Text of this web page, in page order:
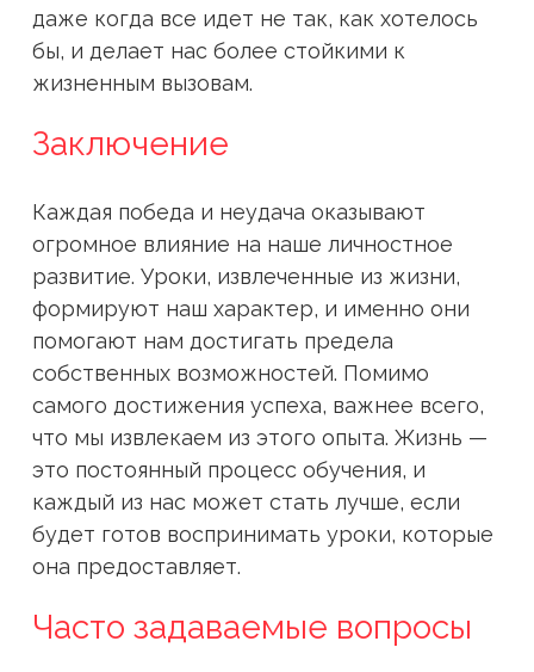
даже когда все идет не так, как хотелось
бы, и делает нас более стойкими к
жизненным вызовам.
Заключение
Каждая победа и неудача оказывают
огромное влияние на наше личностное
развитие. Уроки, извлеченные из жизни,
формируют наш характер, и именно они
помогают нам достигать предела
собственных возможностей. Помимо
самого достижения успеха, важнее всего,
что мы извлекаем из этого опыта. Жизнь —
это постоянный процесс обучения, и
каждый из нас может стать лучше, если
будет готов воспринимать уроки, которые
она предоставляет.
Часто задаваемые вопросы